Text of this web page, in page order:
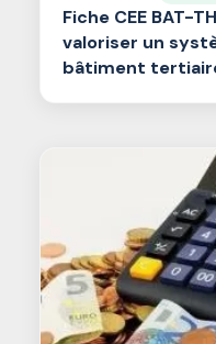
Fiche CEE BAT-
valoriser un
bâtiment